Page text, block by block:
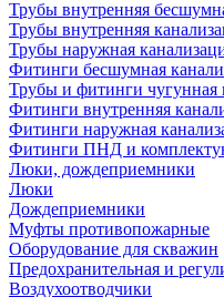
Трубы внутренняя
Трубы внутренняя
Трубы наружная
Фитинги бесшумная
Трубы и фитинги чугунная
Фитинги внутренняя
Фитинги наружная
Фитинги ПНД и
Люки, дождеприемники
Люки
Дождеприемники
Муфты противопожарные
Оборудование для скважин
Предохранительная и
Воздухоотводчики